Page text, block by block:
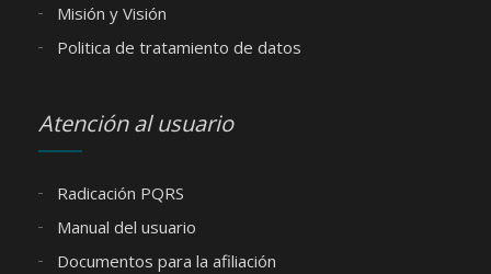
Misión y Visión
Politica de tratamiento de datos
Atención al usuario
Radicación PQRS
Manual del usuario
Documentos para la afiliación